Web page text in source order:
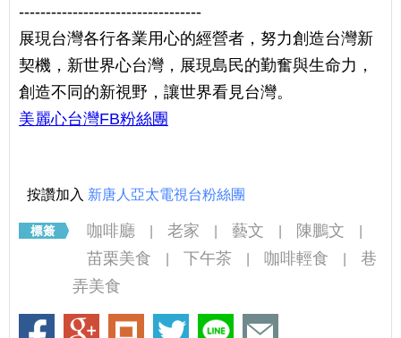
----------------------------------
展現台灣各行各業用心的經營者，努力創造台灣新
契機，新世界心台灣，展現島民的勤奮與生命力，
創造不同的新視野，讓世界看見台灣。
美麗心台灣FB粉絲團
按讚加入 新唐人亞太電視台粉絲團
咖啡廳 老家 藝文 陳鵬文
苗栗美食 下午茶 咖啡輕食
巷
弄美食